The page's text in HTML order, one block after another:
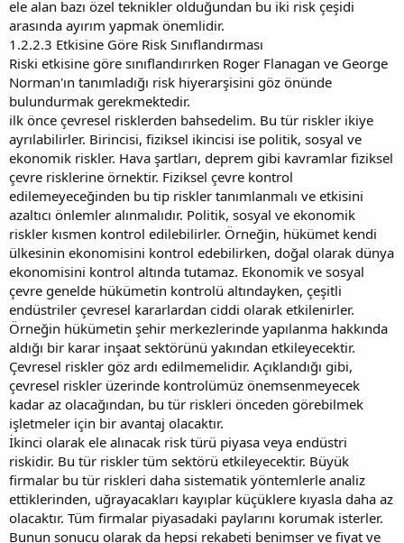
ele alan bazı özel teknikler olduğundan bu iki risk çeşidi
arasında ayırım yapmak önemlidir.
1.2.2.3 Etkisine Göre Risk Sınıflandırması
Riski etkisine göre sınıflandırırken Roger Flanagan ve George
Norman'ın tanımladığı risk hiyerarşisini göz önünde
bulundurmak gerekmektedir.
ilk önce çevresel risklerden bahsedelim. Bu tür riskler ikiye
ayrılabilirler. Birincisi, fiziksel ikincisi ise politik, sosyal ve
ekonomik riskler. Hava şartları, deprem gibi kavramlar fiziksel
çevre risklerine örnektir. Fiziksel çevre kontrol
edilemeyeceğinden bu tip riskler tanımlanmalı ve etkisini
azaltıcı önlemler alınmalıdır. Politik, sosyal ve ekonomik
riskler kısmen kontrol edilebilirler. Örneğin, hükümet kendi
ülkesinin ekonomisini kontrol edebilirken, doğal olarak dünya
ekonomisini kontrol altında tutamaz. Ekonomik ve sosyal
çevre genelde hükümetin kontrolü altındayken, çeşitli
endüstriler çevresel kararlardan ciddi olarak etkilenirler.
Örneğin hükümetin şehir merkezlerinde yapılanma hakkında
aldığı bir karar inşaat sektörünü yakından etkileyecektir.
Çevresel riskler göz ardı edilmemelidir. Açıklandığı gibi,
çevresel riskler üzerinde kontrolümüz önemsenmeyecek
kadar az olacağından, bu tür riskleri önceden görebilmek
işletmeler için bir avantaj olacaktır.
İkinci olarak ele alınacak risk türü piyasa veya endüstri
riskidir. Bu tür riskler tüm sektörü etkileyecektir. Büyük
firmalar bu tür riskleri daha sistematik yöntemlerle analiz
ettiklerinden, uğrayacakları kayıplar küçüklere kıyasla daha az
olacaktır. Tüm firmalar piyasadaki paylarını korumak isterler.
Bunun sonucu olarak da hepsi rekabeti benimser ve fiyat ve